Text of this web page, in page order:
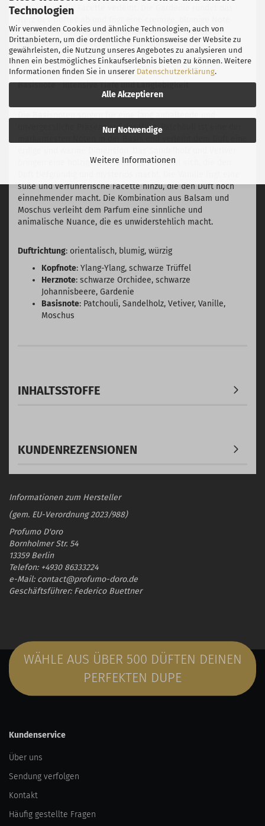
Technologien
Wir verwenden Cookies und ähnliche Technologien, auch von
Drittanbietern, um die ordentliche Funktionsweise der Website zu
gewährleisten, die Nutzung unseres Angebotes zu analysieren und
Ihnen ein bestmögliches Einkaufserlebnis bieten zu können. Weitere
Informationen finden Sie in unserer Datenschutzerklärung.
Alle Akzeptieren
Nur Notwendige
Weitere Informationen
geheimnisvolle Facette verleiht. Die Gardenie rundet das
Herz des Duftes ab und fügt eine cremige, blumige Note
hinzu. Sie verbindet sich harmonisch mit den anderen
Komponenten und verstärkt die sinnliche und
verführerische Ausstrahlung von N° 021.
Basisnote - intensive Tiefe und Langlebigkeit
unvergessliche Präsenz auf der Haut. Patchouli ist eine der
bringen eine holzige und rauchige Note mit sich, die den
süße und verführerische Facette hinzu, die den Duft noch
einnehmender macht. Die Kombination aus Balsam und
Moschus verleiht dem Parfum eine sinnliche und
animalische Nuance, die es unwiderstehlich macht.
Duftrichtung: orientalisch, blumig, würzig
Kopfnote: Ylang-Ylang, schwarze Trüffel
Herznote: schwarze Orchidee, schwarze
Johannisbeere, Gardenie
Basisnote: Patchouli, Sandelholz, Vetiver, Vanille,
Moschus
INHALTSSTOFFE
KUNDENREZENSIONEN
Informationen zum Hersteller
(gem. EU-Verordnung 2023/988)
Profumo D'oro
Bornholmer Str. 54
13359 Berlin
Telefon: +4930 86333224
e-Mail: contact@profumo-doro.de
Geschäftsführer: Federico Buettner
WÄHLE AUS ÜBER 500 DÜFTEN DEINEN
PERFEKTEN DUPE
Kundenservice
Über uns
Sendung verfolgen
Kontakt
Häufig gestellte Fragen